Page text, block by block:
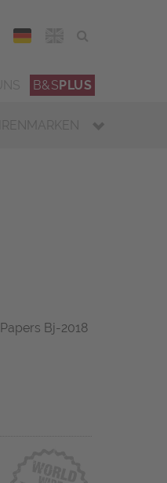
DEU
B&SPLUS
Bj-2018